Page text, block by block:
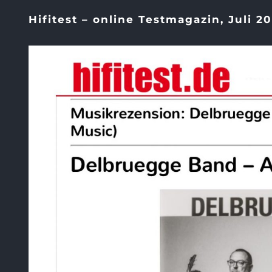
Hifitest – online Testmagazin, Juli